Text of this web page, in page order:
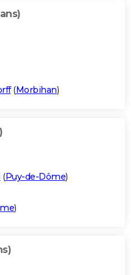
(Morbihan)
(Puy-de-Dôme)
)